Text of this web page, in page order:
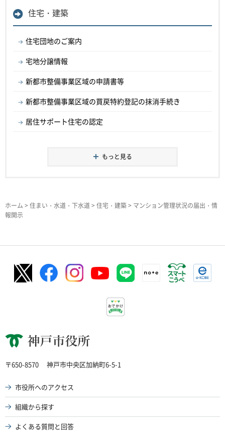
住宅・建築
住宅団地のご案内
宅地分譲情報
新都市整備事業区域の申請書等
新都市整備事業区域の買戻特約登記の抹消手続き
居住サポート住宅の認定
もっと見る
ホーム > 住まい・水道・下水道 > 住宅・建築> マンション管理状況の届出・情
報開示
神戸市役所
〒650-8570 神戸市中央区加納町6-5-1
市役所へのアクセス
組織から探す
よくある質問と回答